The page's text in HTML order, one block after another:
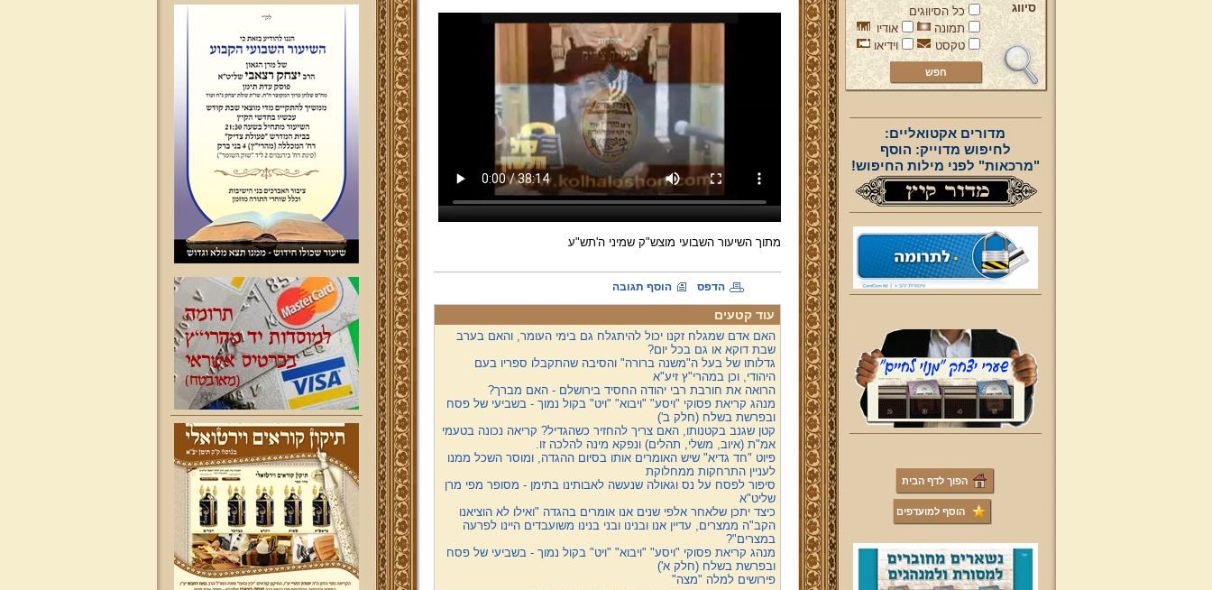
סיווג
כל הסיווגים
תמונה
אודיו
טקסט
וידיאו
מדורים אקטואליים:
לחיפוש מדוייק: הוסף
"מרכאות" לפני מילות החיפוש!
הפוך לדף הבית
הוסף למועדפים
מתוך השיעור השבועי מוצש"ק שמיני ה'תש"ע
הדפס הוסף תגובה
עוד קטעים
האם אדם שמגלח זקנו יכול להיתגלח גם בימי העומר, והאם בערב
שבת דוקא או גם בכל יום?
גדלותו של בעל ה"משנה ברורה" והסיבה שהתקבלו ספריו בעם
היהודי, וכן במהרי"ץ זיע"א
הרואה את חורבת רבי יהודה החסיד בירושלם - האם מברך?
מנהג קריאת פסוקי "ויסע" "ויבוא" "ויט" בקול נמוך - בשביעי של פסח
ובפרשת בשלח (חלק ב')
קטן שגנב בקטנותו, האם צריך להחזיר כשהגדיל? קריאה נכונה בטעמי
אמ"ת (איוב, משלי, תהלים) ונפקא מינה להלכה זו.
פיוט "חד גדיא" שיש האומרים אותו בסיום ההגדה, ומוסר השכל ממנו
לעניין התרחקות ממחלוקת
סיפור לפסח על נס וגאולה שנעשה לאבותינו בתימן - מסופר מפי מרן
שליט"א
כיצד יתכן שלאחר אלפי שנים אנו אומרים בהגדה "ואילו לא הוציאנו
הקב"ה ממצרים, עדיין אנו ובנינו ובני בנינו משועבדים היינו לפרעה
במצרים"?
מנהג קריאת פסוקי "ויסע" "ויבוא" "ויט" בקול נמוך - בשביעי של פסח
ובפרשת בשלח (חלק א')
פירושים למלה "מצה"